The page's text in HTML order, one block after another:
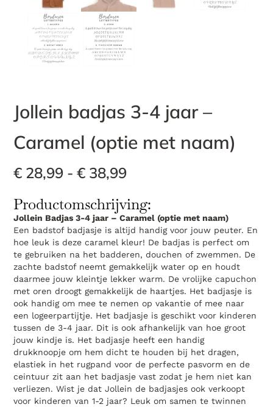
Jollein badjas 3-4 jaar –
Caramel (optie met naam)
€ 28,99 - € 38,99
Productomschrijving:
Jollein Badjas 3-4 jaar – Caramel (optie met naam)
Een badstof badjasje is altijd handig voor jouw peuter. En
hoe leuk is deze caramel kleur! De badjas is perfect om
te gebruiken na het badderen, douchen of zwemmen. De
zachte badstof neemt gemakkelijk water op en houdt
daarmee jouw kleintje lekker warm. De vrolijke capuchon
met oren droogt gemakkelijk de haartjes. Het badjasje is
ook handig om mee te nemen op vakantie of mee naar
een logeerpartijtje. Het badjasje is geschikt voor kinderen
tussen de 3-4 jaar. Dit is ook afhankelijk van hoe groot
jouw kindje is. Het badjasje heeft een handig
drukknoopje om hem dicht te houden bij het dragen,
elastiek in het rugpand voor de perfecte pasvorm en de
ceintuur zit aan het badjasje vast zodat je hem niet kan
verliezen. Wist je dat Jollein de badjasjes ook verkoopt
voor kinderen van 1-2 jaar? Leuk om samen te twinnen